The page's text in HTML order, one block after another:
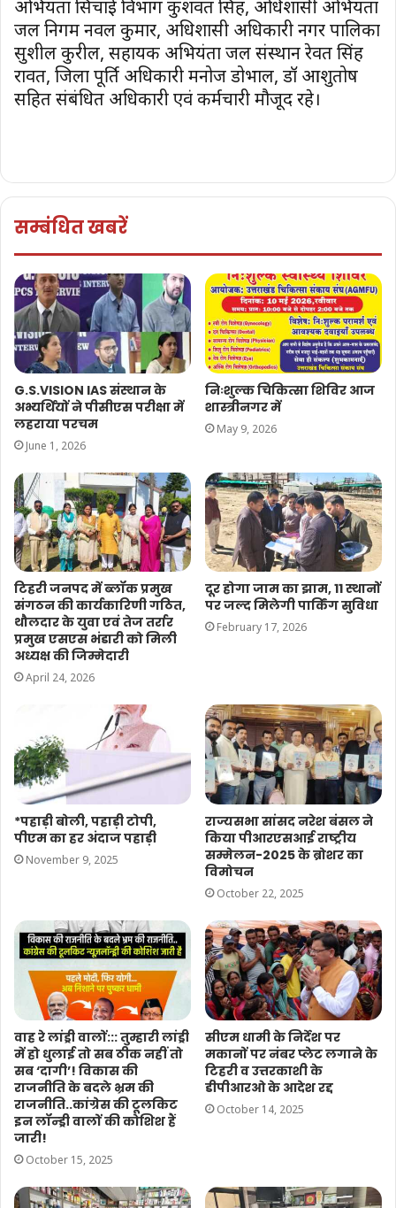
अभियंता सिंचाई विभाग कुशवंत सिंह, अधिशासी अभियंता
जल निगम नवल कुमार, अधिशासी अधिकारी नगर पालिका
सुशील कुरील, सहायक अभियंता जल संस्थान रेवत सिंह
रावत, जिला पूर्ति अधिकारी मनोज डोभाल, डॉ आशुतोष
सहित संबंधित अधिकारी एवं कर्मचारी मौजूद रहे।
सम्बंधित खबरें
G.S.VISION IAS संस्थान के
अभ्यर्थियों ने पीसीएस परीक्षा में
लहराया परचम
June 1, 2026
निःशुल्क चिकित्सा शिविर आज
शास्त्रीनगर में
May 9, 2026
टिहरी जनपद में ब्लॉक प्रमुख
संगठन की कार्यकारिणी गठित,
थौलदार के युवा एवं तेज तर्रार
प्रमुख एसएस भंडारी को मिली
अध्यक्ष की जिम्मेदारी
April 24, 2026
दूर होगा जाम का झाम, 11 स्थानों
पर जल्द मिलेगी पार्किंग सुविधा
February 17, 2026
*पहाड़ी बोली, पहाड़ी टोपी,
पीएम का हर अंदाज पहाड़ी
November 9, 2025
राज्यसभा सांसद नरेश बंसल ने
किया पीआरएसआई राष्ट्रीय
सम्मेलन-2025 के ब्रोशर का
विमोचन
October 22, 2025
वाह रे लांड्री वालों::: तुम्हारी लांड्री
में हो धुलाई तो सब ठीक नहीं तो
सब ‘दागी’! विकास की
राजनीति के बदले भ्रम की
राजनीति..कांग्रेस की टूलकिट
इन लॉन्ड्री वालों की कोशिश हैं
जारी!
October 15, 2025
सीएम धामी के निर्देश पर
मकानों पर नंबर प्लेट लगाने के
टिहरी व उत्तरकाशी के
डीपीआरओ के आदेश रद्द
October 14, 2025